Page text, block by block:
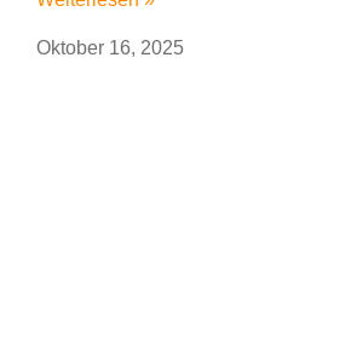
Oktober 16, 2025